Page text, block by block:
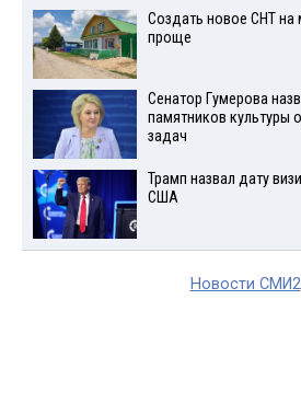
Создать новое СНТ на
проще
Сенатор Гумерова
памятников культуры
задач
Трамп назвал дату
США
Новости СМИ2